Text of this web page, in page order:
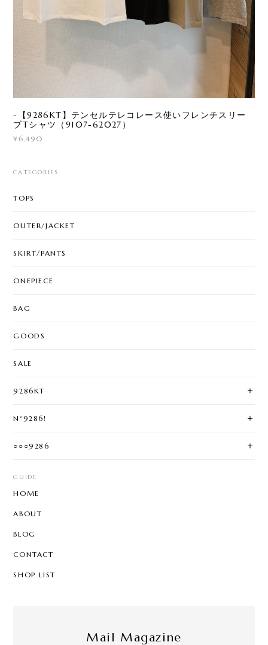
-【9286KT】テンセルテレコレース使いフレンチスリー
ブTシャツ（9107-62027）
¥6,490
CATEGORIES
TOPS
OUTER/JACKET
SKIRT/PANTS
ONEPIECE
BAG
GOODS
SALE
9286KT
N°9286!
○○○9286
GUIDE
HOME
ABOUT
BLOG
CONTACT
SHOP LIST
Mail Magazine